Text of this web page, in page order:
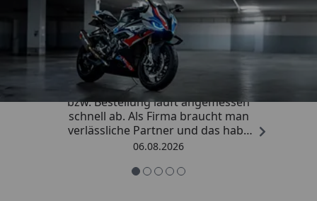
Trusted Shops
4,85/ 5
„Die Abwicklung eines Auftrages
bzw. Bestellung läuft angemessen
schnell ab. Als Firma braucht man
verlässliche Partner und das habe
ich hier gefunden.“
06.08.2026